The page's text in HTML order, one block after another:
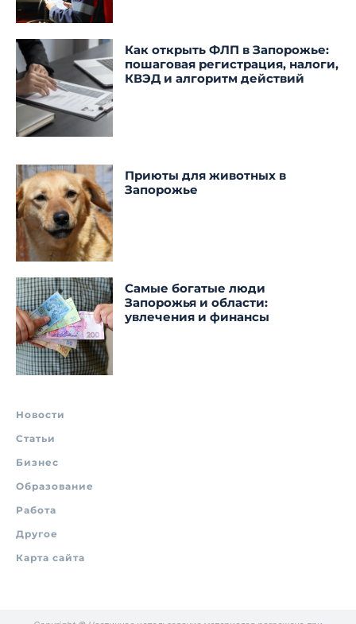
Как открыть ФЛП в Запорожье:
пошаговая регистрация, налоги,
КВЭД и алгоритм действий
Приюты для животных в
Запорожье
Самые богатые люди
Запорожья и области:
увлечения и финансы
Новости
Статьи
Бизнес
Образование
Работа
Другое
Карта сайта